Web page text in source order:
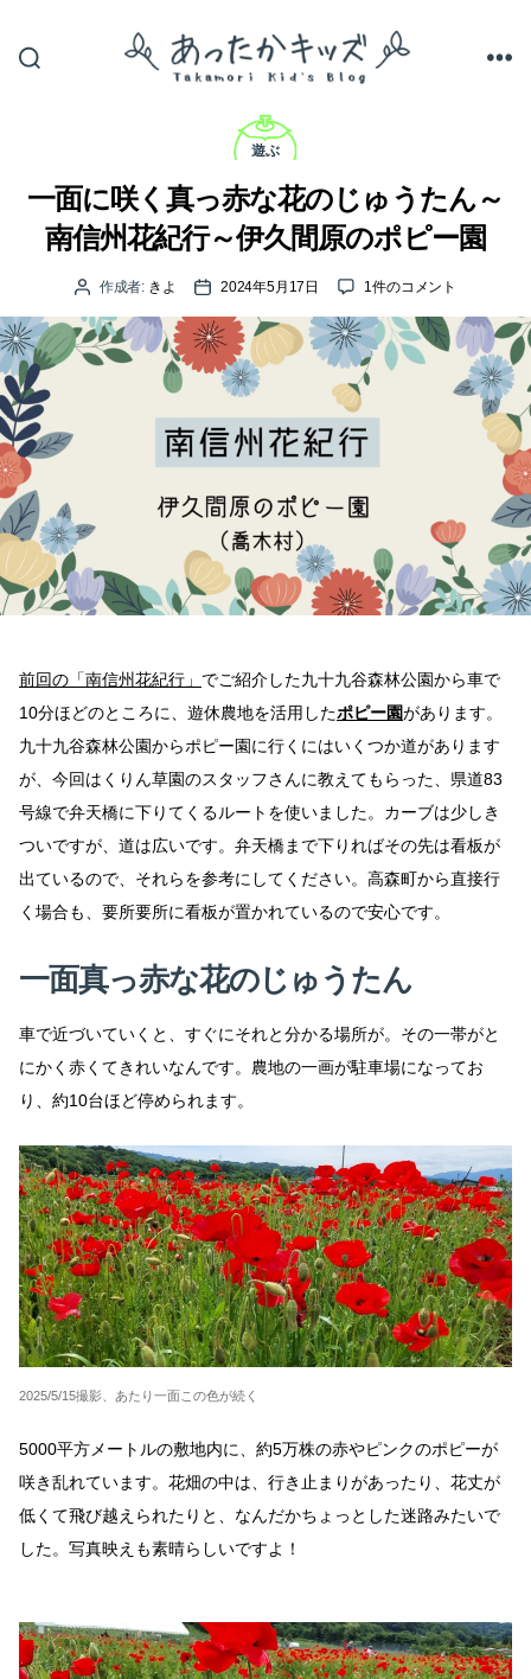
っ
た
か
ッ
ズ
カ
テ
リ
ー
遊ぶ
一面に咲く真っ赤な花のじゅうたん～
南信州花紀行～伊久間原のポピー園
投
者
作成者: きよ
投
日
2024年5月17日
一
に
咲
く
真
っ
赤
の
じ
う
た
ん
信
州
花
行
～
久
間
の
ポ
ピ
園
へ
1件のコメント
前回の「南信州花紀行」 でご紹介した九十九谷森林公園から車で
10分ほどのところに、遊休農地を活用したポピー園があります。
九十九谷森林公園からポピー園に行くにはいくつか道があります
が、今回はくりん草園のスタッフさんに教えてもらった、県道83
号線で弁天橋に下りてくるルートを使いました。カーブは少しき
ついですが、道は広いです。弁天橋まで下りればその先は看板が
出ているので、それらを参考にしてください。高森町から直接行
く場合も、要所要所に看板が置かれているので安心です。
一面真っ赤な花のじゅうたん
車で近づいていくと、すぐにそれと分かる場所が。その一帯がと
にかく赤くてきれいなんです。農地の一画が駐車場になってお
り、約10台ほど停められます。
2025/5/15撮影、あたり一面この色が続く
5000平方メートルの敷地内に、約5万株の赤やピンクのポピーが
咲き乱れています。花畑の中は、行き止まりがあったり、花丈が
低くて飛び越えられたりと、なんだかちょっとした迷路みたいで
した。写真映えも素晴らしいですよ！